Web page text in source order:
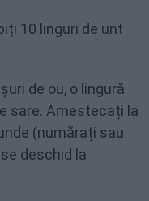
10 linguri de unt
de ou, o lingură
sare. Amestecați la
(numărați sau
deschid la